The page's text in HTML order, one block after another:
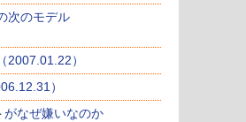
次のモデル
2007.01.22）
）
がなぜ嫌いなのか